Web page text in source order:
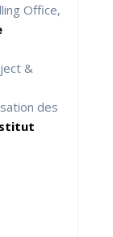
Office,
&
des